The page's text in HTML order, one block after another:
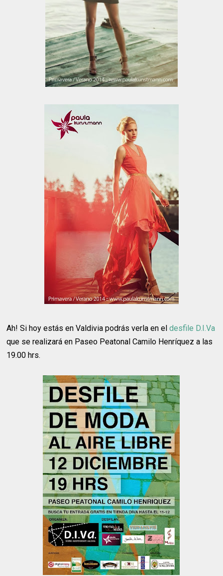
Ah! Si hoy estás en Valdivia podrás verla en eldesfile D.I.Va
que se realizará en Paseo Peatonal Camilo Henríquez a las
19.00 hrs.